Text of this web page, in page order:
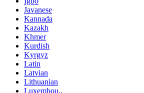
Javanese
Kannada
Kazakh
Khmer
Kurdish
Kyrgyz
Latin
Latvian
Lithuanian
Luxembou..